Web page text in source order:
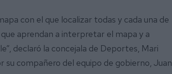
con el que localizar todas y cada una de
aprendan a interpretar el mapa y a
declaró la concejala de Deportes, Mari
su compañero del equipo de gobierno, Juan